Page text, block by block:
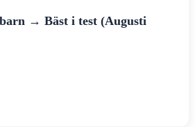
→ Bäst i test (Augusti